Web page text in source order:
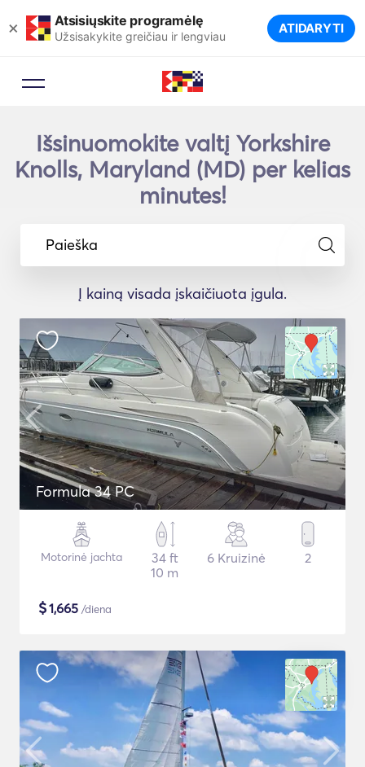
× Atsisiųskite programėlę
Užsisakykite greičiau ir lengviau ATIDARYTI
Išsinuomokite valtį Yorkshire
Knolls, Maryland (MD) per kelias
minutes!
Paieška
Į kainą visada įskaičiuota įgula.
Formula 34 PC
Motorinė jachta
34 ft
10 m
6 Kruizinė 2
$1,665 /diena